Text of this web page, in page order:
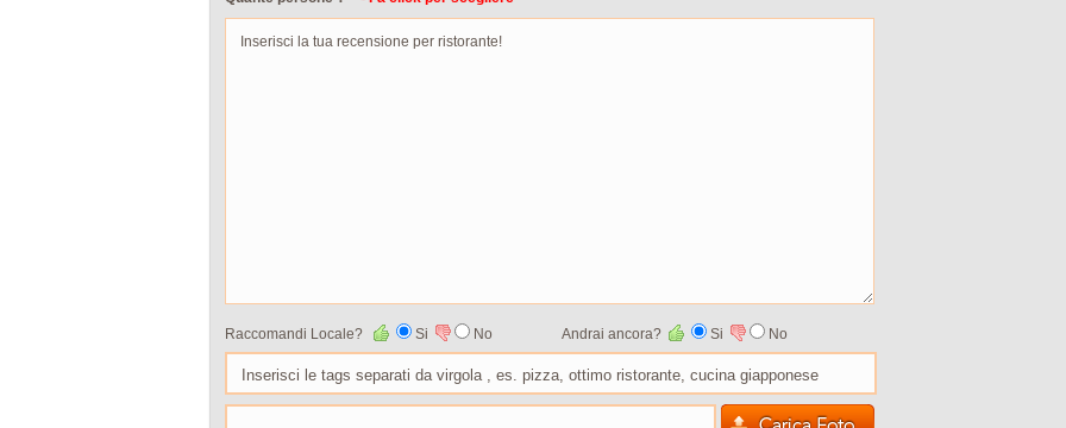
Raccomandi Locale? Si No Andrai ancora? Si No